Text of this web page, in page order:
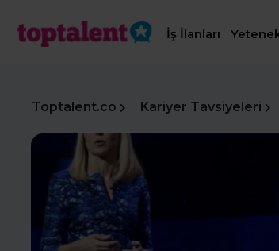
İş İlanları
Toptalent.co Kariyer Tavsiyeleri